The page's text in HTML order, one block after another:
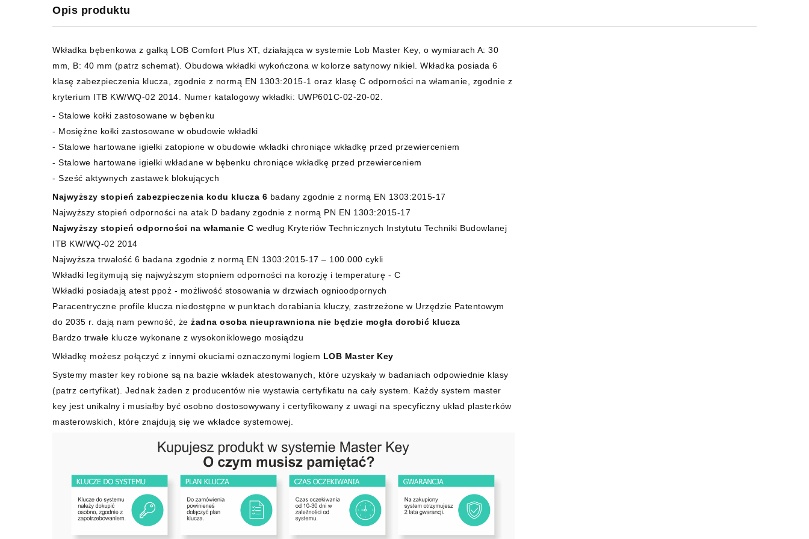
Opis produktu
Wkładka bębenkowa z gałką LOB Comfort Plus XT, działająca w systemie Lob Master Key, o wymiarach A: 30
mm, B: 40 mm (patrz schemat). Obudowa wkładki wykończona w kolorze satynowy nikiel. Wkładka posiada 6
klasę zabezpieczenia klucza, zgodnie z normą EN 1303:2015-1 oraz klasę C odporności na włamanie, zgodnie z
kryterium ITB KW/WQ-02 2014. Numer katalogowy wkładki: UWP601C-02-20-02.
- Stalowe kołki zastosowane w bębenku
- Mosiężne kołki zastosowane w obudowie wkładki
- Stalowe hartowane igiełki zatopione w obudowie wkładki chroniące wkładkę przed przewierceniem
- Stalowe hartowane igiełki wkładane w bębenku chroniące wkładkę przed przewierceniem
- Sześć aktywnych zastawek blokujących
Najwyższy stopień zabezpieczenia kodu klucza 6 badany zgodnie z normą EN 1303:2015-17
Najwyższy stopień odporności na atak D badany zgodnie z normą PN EN 1303:2015-17
Najwyższy stopień odporności na włamanie C według Kryteriów Technicznych Instytutu Techniki Budowlanej
ITB KW/WQ-02 2014
Najwyższa trwałość 6 badana zgodnie z normą EN 1303:2015-17 – 100.000 cykli
Wkładki legitymują się najwyższym stopniem odporności na korozję i temperaturę - C
Wkładki posiadają atest ppoż - możliwość stosowania w drzwiach ognioodpornych
Paracentryczne profile klucza niedostępne w punktach dorabiania kluczy, zastrzeżone w Urzędzie Patentowym
do 2035 r. dają nam pewność, że żadna osoba nieuprawniona nie będzie mogła dorobić klucza
Bardzo trwałe klucze wykonane z wysokoniklowego mosiądzu
Wkładkę możesz połączyć z innymi okuciami oznaczonymi logiem LOB Master Key
Systemy master key robione są na bazie wkładek atestowanych, które uzyskały w badaniach odpowiednie klasy
(patrz certyfikat). Jednak żaden z producentów nie wystawia certyfikatu na cały system. Każdy system master
key jest unikalny i musiałby być osobno dostosowywany i certyfikowany z uwagi na specyficzny układ plasterków
masterowskich, które znajdują się we wkładce systemowej.